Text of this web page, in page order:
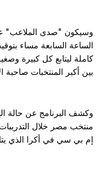
وسيكون "صدى الملاعب"
الساعة السابعة مساء
كاملة ليتابع كل كبيرة
بين أكبر المنتخبات صاحبة
وكشف البرنامج عن حالة
منتخب مصر خلال
إم بي سي في أكرا الذي